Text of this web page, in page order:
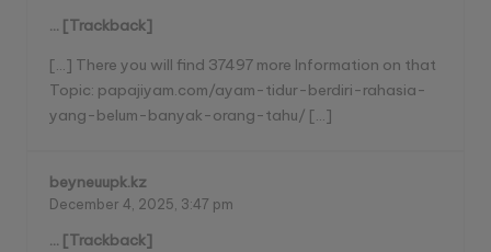
… [Trackback]
[…] There you will find 37497 more Information on that
Topic: papajiyam.com/ayam-tidur-berdiri-rahasia-
yang-belum-banyak-orang-tahu/ […]
beyneuupk.kz
December 4, 2025, 3:47 pm
… [Trackback]